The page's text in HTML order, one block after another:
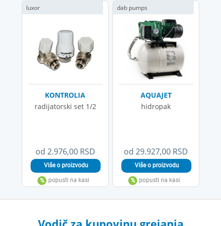
od 2.976,00 RSD
KONTROLIA
radijatorski set 1/2
luxor
od 29.927,00 RSD
AQUAJET
hidropak
dab pumps